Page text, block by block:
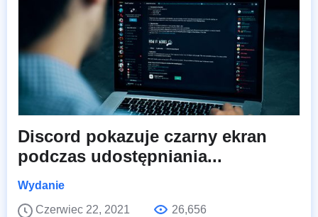
Discord pokazuje czarny ekran
podczas udostępniania...
Wydanie
Czerwiec 22, 2021
26,656